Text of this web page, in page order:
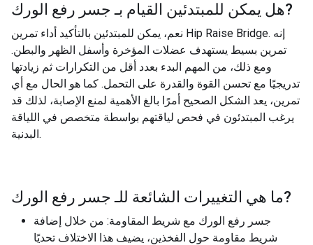
هل يمكن للمبتدئين القيام بـ جسر رفع الورك ?
نعم، يمكن للمبتدئين بالتأكيد أداء تمرين Hip Raise Bridge. إنه
تمرين بسيط يستهدف عضلات المؤخرة وأسفل الظهر والبطن.
ومع ذلك، من المهم البدء بعدد أقل من التكرارات ثم زيادتها
تدريجيًا مع تحسن القوة والقدرة على التحمل. كما هو الحال مع أي
تمرين، يعد الشكل الصحيح أمرًا بالغ الأهمية لمنع الإصابة، لذلك قد
يرغب المبتدئون في فحص لياقتهم بواسطة متخصص في اللياقة
البدنية.
ما هي التغييرات الشائعة للـ جسر رفع الورك ?
جسر رفع الورك مع شريط المقاومة: من خلال إضافة
شريط مقاومة حول الفخذين، يضيف هذا الاختلاف تحديًا